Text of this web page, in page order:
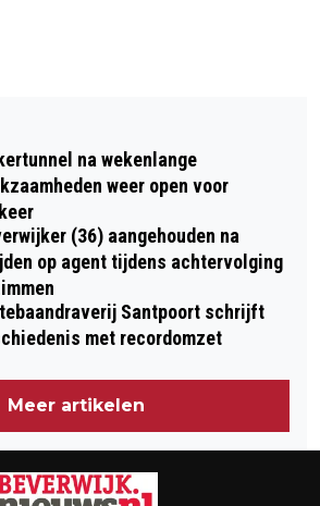
“STAP VOOR STAP
HUIS”
WIJK AAN ZEE
PROGRAMMA 4 MEI
na wekenlange
weer open voor
(36) aangehouden na
op agent tijdens achtervolging
Santpoort schrijft
met recordomzet
Meer artikelen